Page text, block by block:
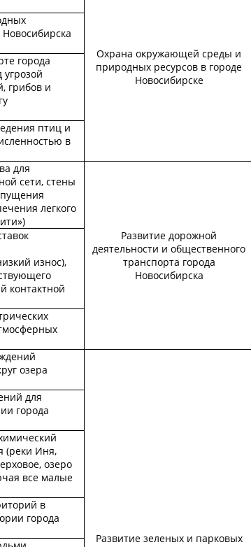
Охрана окружающей среды и
природных ресурсов в городе
Новосибирске
города
грибов и
птиц и
в
для
сети, стены
легкого
Развитие дорожной
деятельности и общественного
транспорта города
Новосибирска
износ),
контактной
озера
Развитие зеленых и парковых
для
города
(реки Иня,
озеро
все малые
в
города